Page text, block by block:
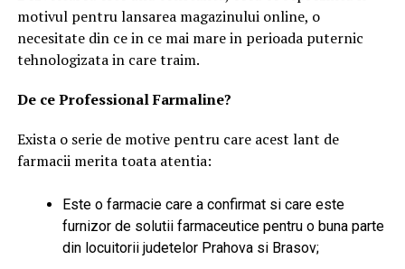
motivul pentru lansarea magazinului online, o
necesitate din ce in ce mai mare in perioada puternic
tehnologizata in care traim.
De ce Professional Farmaline?
Exista o serie de motive pentru care acest lant de
farmacii merita toata atentia:
Este o farmacie care a confirmat si care este
furnizor de solutii farmaceutice pentru o buna parte
din locuitorii judetelor Prahova si Brasov;